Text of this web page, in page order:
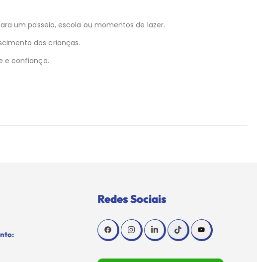
um passeio, escola ou momentos de lazer.
das crianças.
e confiança.
Redes Sociais